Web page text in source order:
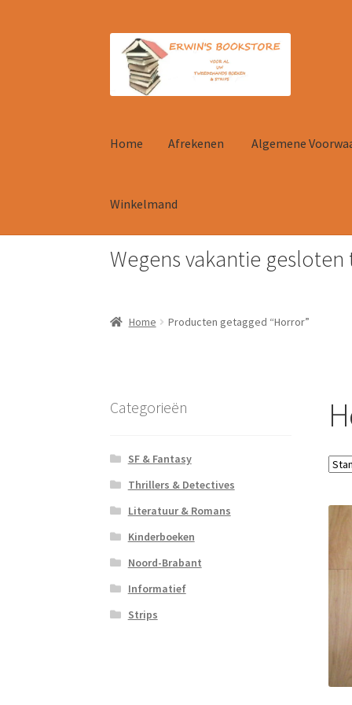
door
naar
navigatie
naar
inhoud
Home Afrekenen Algemene
Winkelmand
HomeAfrekenenAlgemene Voorwaarden
Wegens vakantie
Home Producten getagged “Horror”
Categorieën
SF & Fantasy
Thrillers & Detectives
Literatuur & Romans
Kinderboeken
Noord-Brabant
Informatief
Strips